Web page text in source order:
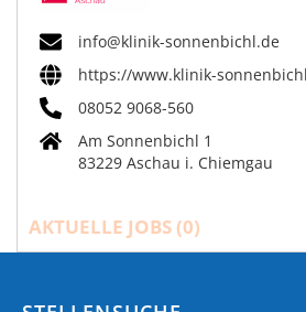
info@klinik-sonnenbichl.de
https://www.klinik-
08052 9068-560
Am Sonnenbichl 1
83229 Aschau i. Chiemgau
AKTUELLE JOBS (0)